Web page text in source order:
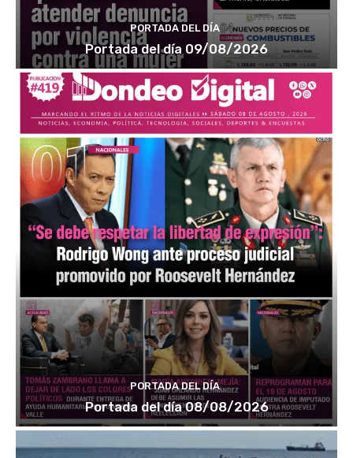
PORTADA DEL DÍA
Portada del día 09/08/2026
PORTADA DEL DÍA
Portada del día 08/08/2026